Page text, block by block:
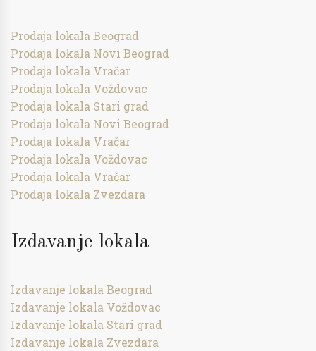
Prodaja lokala Beograd
Prodaja lokala Novi Beograd
Prodaja lokala Vračar
Prodaja lokala Voždovac
Prodaja lokala Stari grad
Prodaja lokala Novi Beograd
Prodaja lokala Vračar
Prodaja lokala Voždovac
Prodaja lokala Vračar
Prodaja lokala Zvezdara
Izdavanje lokala
Izdavanje lokala Beograd
Izdavanje lokala Voždovac
Izdavanje lokala Stari grad
Izdavanje lokala Zvezdara